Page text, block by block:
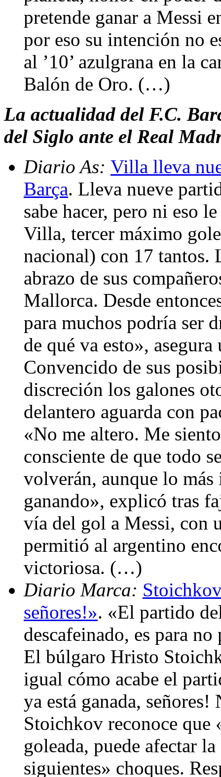
pretende ganar a Messi
por eso su intención no
al ’10’ azulgrana en la
Balón de Oro. (…)
La actualidad del F.C.
del Siglo ante el Real
Diario As: Villa lleva
Barça. Lleva nueve
sabe hacer, pero ni eso
Villa, tercer máximo
nacional) con 17 tantos.
abrazo de sus
Mallorca. Desde
para muchos podría ser
de qué va esto»,
Convencido de sus
discreción los galones
delantero aguarda con
«No me altero. Me
consciente de que todo
volverán, aunque lo
ganando», explicó tras
vía del gol a Messi, con
permitió al argentino
victoriosa. (…)
Diario Marca:
señores!». «El partido
descafeinado, es para
El búlgaro Hristo
igual cómo acabe el
ya está ganada,
Stoichkov reconoce
goleada, puede afectar
siguientes» choques.